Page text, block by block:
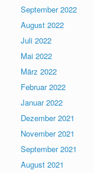
September 2022
August 2022
Juli 2022
Mai 2022
März 2022
Februar 2022
Januar 2022
Dezember 2021
November 2021
September 2021
August 2021